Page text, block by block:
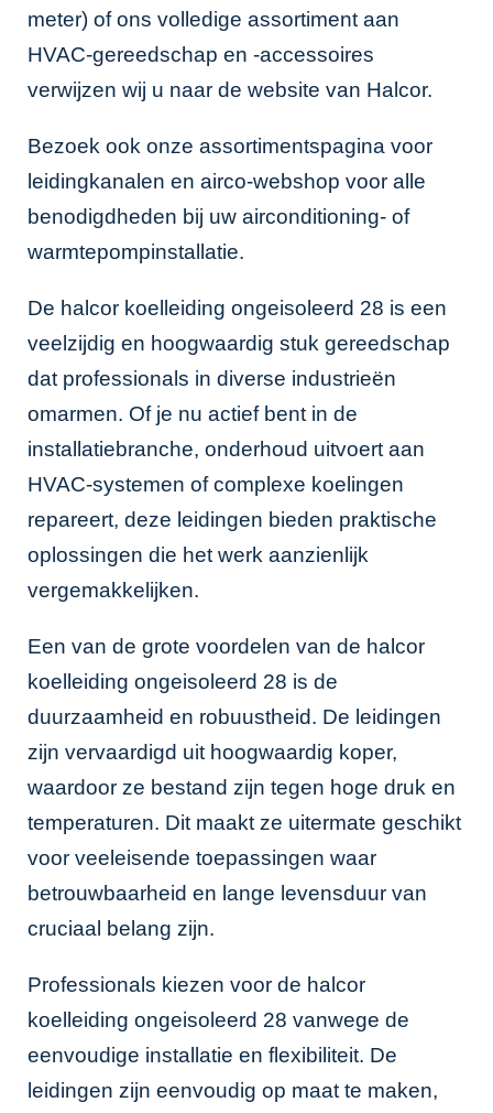
meter) of ons volledige assortiment aan
HVAC-gereedschap en -accessoires
verwijzen wij u naar de website van Halcor.
Bezoek ook onze assortimentspagina voor
leidingkanalen en airco-webshop voor alle
benodigdheden bij uw airconditioning- of
warmtepompinstallatie.
De halcor koelleiding ongeisoleerd 28 is een
veelzijdig en hoogwaardig stuk gereedschap
dat professionals in diverse industrieën
omarmen. Of je nu actief bent in de
installatiebranche, onderhoud uitvoert aan
HVAC-systemen of complexe koelingen
repareert, deze leidingen bieden praktische
oplossingen die het werk aanzienlijk
vergemakkelijken.
Een van de grote voordelen van de halcor
koelleiding ongeisoleerd 28 is de
duurzaamheid en robuustheid. De leidingen
zijn vervaardigd uit hoogwaardig koper,
waardoor ze bestand zijn tegen hoge druk en
temperaturen. Dit maakt ze uitermate geschikt
voor veeleisende toepassingen waar
betrouwbaarheid en lange levensduur van
cruciaal belang zijn.
Professionals kiezen voor de halcor
koelleiding ongeisoleerd 28 vanwege de
eenvoudige installatie en flexibiliteit. De
leidingen zijn eenvoudig op maat te maken,